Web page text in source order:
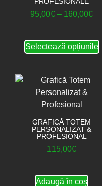
95,00€ – 160,00€
Selectează opțiunile
GRAFICĂ TOTEM
PERSONALIZAT &
PROFESIONAL
115,00€
Adaugă în coș